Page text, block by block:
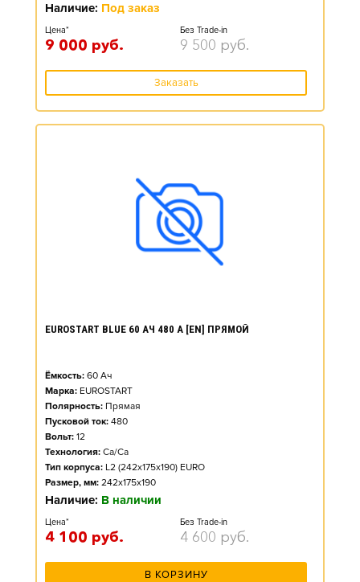
Наличие: Под заказ
Цена*
9 000 руб.
Без Trade-in
9 500 руб.
Заказать
EUROSTART BLUE 60 АЧ 480 А [EN] ПРЯМОЙ
Ёмкость: 60 Ач
Марка: EUROSTART
Полярность: Прямая
Пусковой ток: 480
Вольт: 12
Технология: Ca/Ca
Тип корпуса: L2 (242x175x190) EURO
Размер, мм: 242x175x190
Наличие: В наличии
Цена*
4 100 руб.
Без Trade-in
4 600 руб.
В КОРЗИНУ